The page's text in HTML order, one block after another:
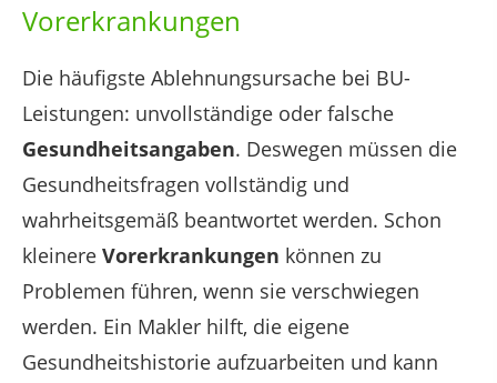
Vorerkrankungen
Die häufigste Ablehnungsursache bei BU-
Leistungen: unvollständige oder falsche
Gesundheitsangaben. Deswegen müssen die
Gesundheitsfragen vollständig und
wahrheitsgemäß beantwortet werden. Schon
kleinere Vorerkrankungen können zu
Problemen führen, wenn sie verschwiegen
werden. Ein Makler hilft, die eigene
Gesundheitshistorie aufzuarbeiten und kann